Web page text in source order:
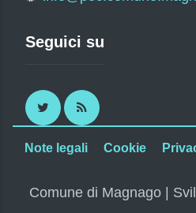
Seguici su
Twitter RSS
Note legali Cookie
Comune di Magnago |